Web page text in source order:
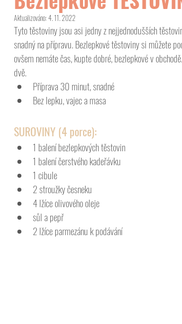
Aktualizováno:4. 11. 2022
Tyto těstoviny jsou asi jedny z nejjednodušších
snadný na přípravu. Bezlepkové těstoviny si můžete
ovšem nemáte čas, kupte dobré, bezlepkové v
dvě.
Příprava 30 minut, snadné
Bez lepku, vajec a masa
SUROVINY (4 porce):
1 balení bezlepkových těstovin
1 balení čerstvého kadeřávku
1 cibule
2 stroužky česneku
4 lžíce olivového oleje
sůl a pepř
2 lžíce parmezánu k podávání